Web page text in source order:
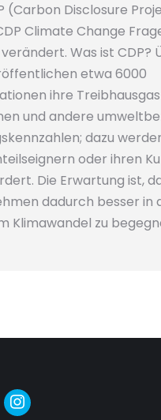
(Carbon Disclosure
Climate Change
verändert. Was ist CDP?
etwa 6000
ihre
und andere
dazu
oder ihren
Die Erwartung ist,
dadurch besser in
Klimawandel zu